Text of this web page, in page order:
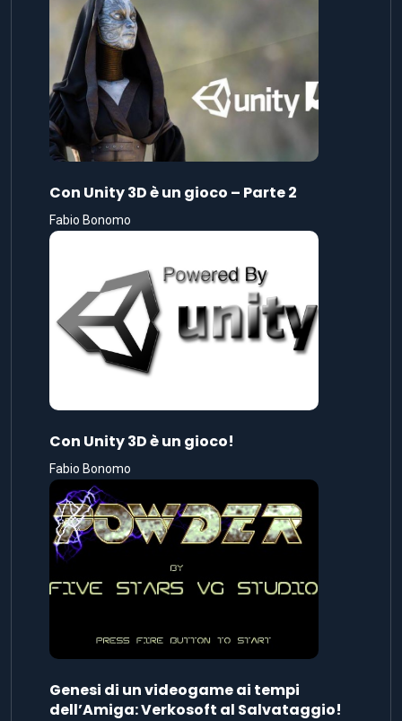
Con Unity 3D è un gioco – Parte 2
Fabio Bonomo
Con Unity 3D è un gioco!
Fabio Bonomo
Genesi di un videogame ai tempi
dell’Amiga: Verkosoft al Salvataggio!